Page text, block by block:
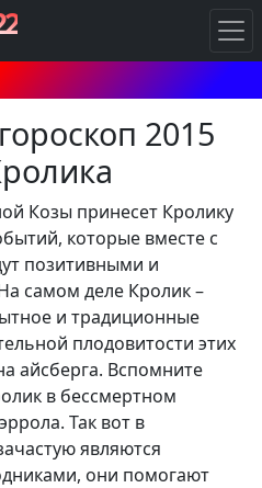
2015
Козы принесет Кролику
которые вместе с
позитивными и
самом деле Кролик –
и традиционные
плодовитости этих
айсберга. Вспомните
в бессмертном
Так вот в
являются
они помогают